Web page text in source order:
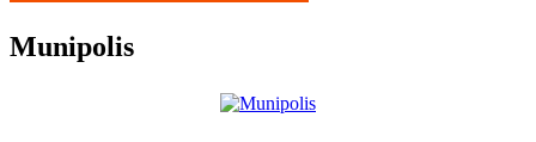
Munipolis